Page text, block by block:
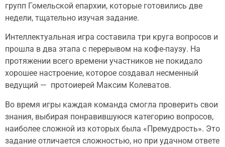
групп Гомельской епархии, которые готовились две
недели, тщательно изучая задание.
Интеллектуальная игра составила три круга вопросов и
прошла в два этапа с перерывом на кофе-паузу. На
протяжении всего времени участников не покидало
хорошее настроение, которое создавал несменный
ведущий — протоиерей Максим Колеватов.
Во время игры каждая команда смогла проверить свои
знания, выбирая понравившуюся категорию вопросов,
наиболее сложной из которых была «Премудрость». Это
задание отличается сложностью, но при удачном ответе